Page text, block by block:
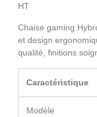
HT
Chaise gaming
et design
qualité, finitions
Caractéristique
Modèle